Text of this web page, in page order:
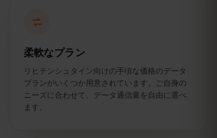
柔軟なプラン
リヒテンシュタイン向けの手頃な価格のデータ
プランがいくつか用意されています。ご自身の
ニーズに合わせて、データ通信量を自由に選べ
ます。